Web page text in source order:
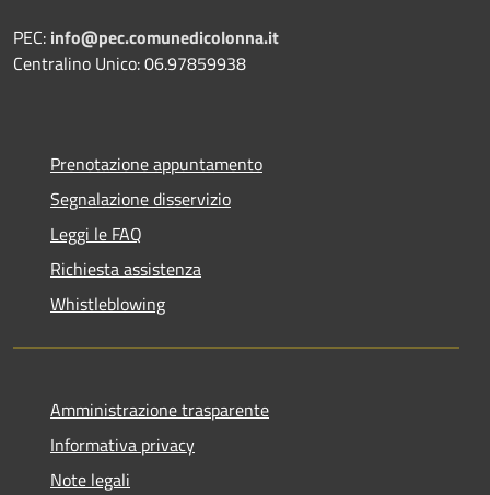
PEC: info@pec.comunedicolonna.it
Centralino Unico: 06.97859938
Prenotazione appuntamento
Segnalazione disservizio
Leggi le FAQ
Richiesta assistenza
Whistleblowing
Amministrazione trasparente
Informativa privacy
Note legali